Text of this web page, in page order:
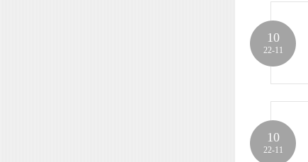
10
22-11
10
22-11